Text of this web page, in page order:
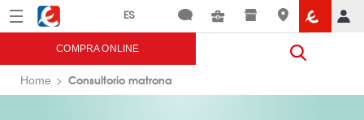
Menú Eroski
COMPRA ONLINE
Home Consultorio matrona